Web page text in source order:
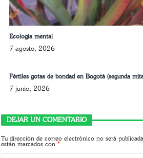
Ecología mental
7 agosto, 2026
Fértiles gotas de bondad en Bogotá (segunda
7 junio, 2026
DEJAR UN COMENTARIO
Tu dirección de correo electrónico no será
están marcados con*